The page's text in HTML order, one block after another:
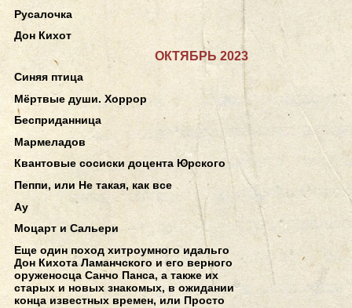
Русалочка
Дон Кихот
ОКТЯБРЬ 2023
Синяя птица
Мёртвые души. Хоррор
Бесприданница
Мармеладов
Квантовые сосиски доцента Юрского
Пеппи, или Не такая, как все
Ау
Моцарт и Сальери
Еще один поход хитроумного идальго
Дон Кихота Ламанчского и его верного
оруженосца Санчо Панса, а также их
старых и новых знакомых, в ожидании
конца известных времен, или Просто